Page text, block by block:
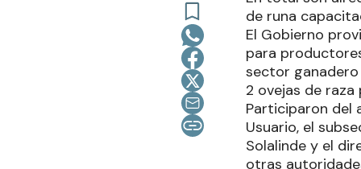
de runa
El Gobierno
para
sector
2 ovejas de
Participaron del
Usuario, el
Solalinde y el
otras